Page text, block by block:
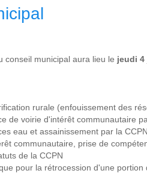
conseil municipal aura lieu le jeudi 4
rurale (enfouissement des
de voirie d'intérêt communautaire
eau et assainissement par la CCPN
communautaire, prise de
de la CCPN
pour la rétrocession d'une